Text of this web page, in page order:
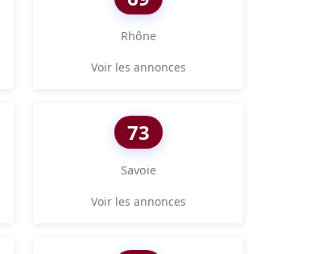
Rhône
Voir les annonces
73
Savoie
Voir les annonces